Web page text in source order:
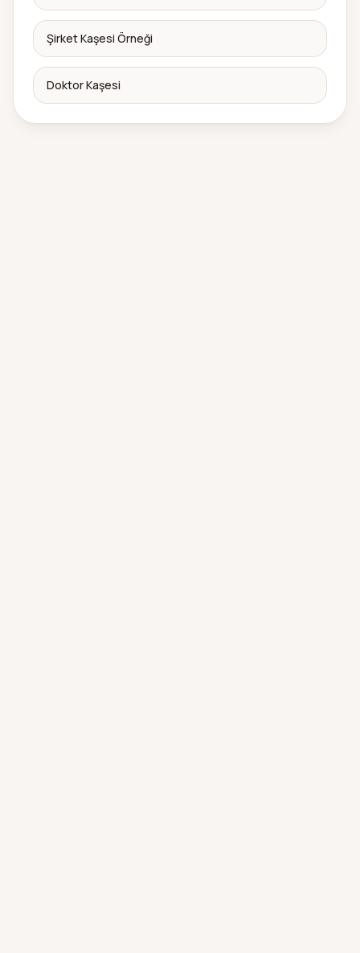
Şirket Kaşesi Örneği
Doktor Kaşesi